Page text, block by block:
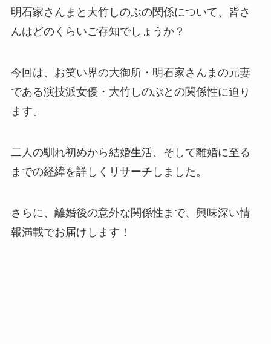
明石家さんまと大竹しのぶの関係について、皆さ
んはどのくらいご存知でしょうか？
今回は、お笑い界の大御所・明石家さんまの元妻
である演技派女優・大竹しのぶとの関係性に迫り
ます。
二人の馴れ初めから結婚生活、そして離婚に至る
までの経緯を詳しくリサーチしました。
さらに、離婚後の意外な関係性まで、興味深い情
報満載でお届けします！